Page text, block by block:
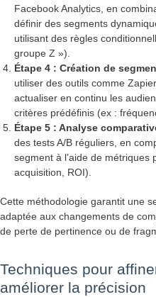
Facebook Analytics, en
définir des segments
utilisant des règles
groupe Z »).
Étape 4 : Création de
utiliser des outils comme
actualiser en continu les
critères prédéfinis (ex :
Étape 5 : Analyse
des tests A/B réguliers, en
segment à l’aide de
acquisition, ROI).
Cette méthodologie garantit une
adaptée aux changements de
de perte de pertinence ou de
Techniques pour
améliorer la précision